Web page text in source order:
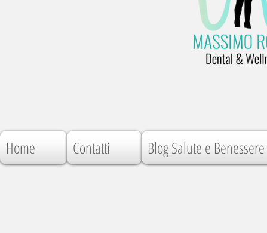
Home Contatti Blog Salute e Benessere